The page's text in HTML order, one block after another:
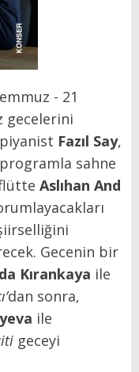
- 21
gecelerini
Fazıl Say,
sahne
Aslıhan And
Gecenin bir
Kırankaya ile
dan sonra,
ile
geceyi